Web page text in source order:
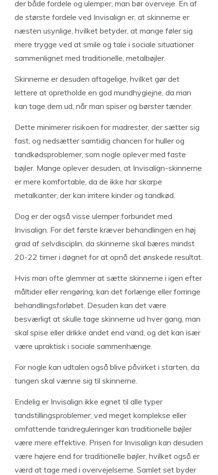
der både fordele og ulemper, man bør overveje. En af
de største fordele ved Invisalign er, at skinnerne er
næsten usynlige, hvilket betyder, at mange føler sig
mere trygge ved at smile og tale i sociale situationer
sammenlignet med traditionelle, metalbøjler.
Skinnerne er desuden aftagelige, hvilket gør det
lettere at opretholde en god mundhygiejne, da man
kan tage dem ud, når man spiser og børster tænder.
Dette minimerer risikoen for madrester, der sætter sig
fast, og nedsætter samtidig chancen for huller og
tandkødsproblemer, som nogle oplever med faste
bøjler. Mange oplever desuden, at Invisalign-skinnerne
er mere komfortable, da de ikke har skarpe
metalkanter, der kan irritere kinder og tandkød.
Dog er der også visse ulemper forbundet med
Invisalign. For det første kræver behandlingen en høj
grad af selvdisciplin, da skinnerne skal bæres mindst
20-22 timer i døgnet for at opnå det ønskede resultat.
Hvis man ofte glemmer at sætte skinnerne i igen efter
måltider eller rengøring, kan det forlænge eller forringe
behandlingsforløbet. Desuden kan det være
besværligt at skulle tage skinnerne ud hver gang, man
skal spise eller drikke andet end vand, og det kan især
være upraktisk i sociale sammenhænge.
For nogle kan udtalen også blive påvirket i starten, da
tungen skal vænne sig til skinnerne.
Endelig er Invisalign ikke egnet til alle typer
tandstillingsproblemer; ved meget komplekse eller
omfattende tandreguleringer kan traditionelle bøjler
være mere effektive. Prisen for Invisalign kan desuden
være højere end for traditionelle bøjler, hvilket også er
værd at tage med i overvejelserne. Samlet set byder